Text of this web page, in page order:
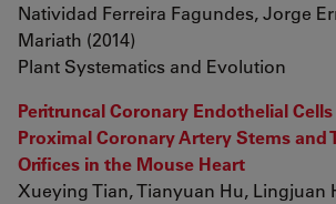
Natividad Ferreira Fagundes, Jorge
Mariath (2014)
Plant Systematics and Evolution
Peritruncal Coronary Endothelial
Proximal Coronary Artery Stems and
Orifices in the Mouse Heart
Xueying Tian, Tianyuan Hu, Lingjuan